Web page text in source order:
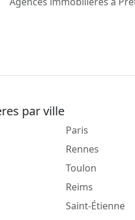
par ville
Paris
Rennes
Toulon
Reims
Saint-Étienne